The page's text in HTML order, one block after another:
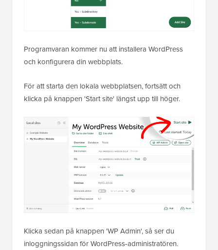
Programvaran kommer nu att installera WordPress
och konfigurera din webbplats.
För att starta den lokala webbplatsen, fortsätt och
klicka på knappen 'Start site' längst upp till höger.
Klicka sedan på knappen 'WP Admin', så ser du
inloggningssidan för WordPress-administratören.